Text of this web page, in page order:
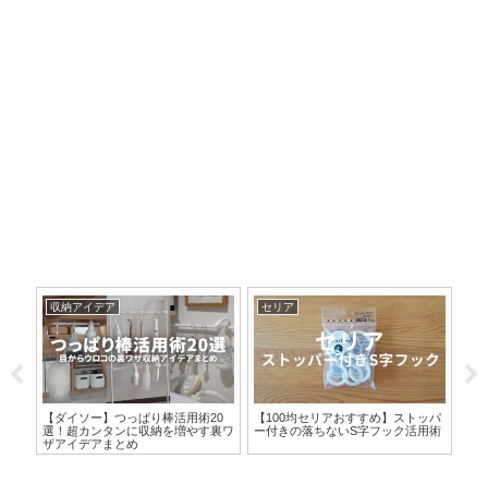
収納アイデア
【ダイソー】つっぱり棒活用術20
選！超カンタンに収納を増やす裏ワ
ザアイデアまとめ
セリア
【100均セリアおすすめ】ストッパ
ー付きの落ちないS字フック活用術